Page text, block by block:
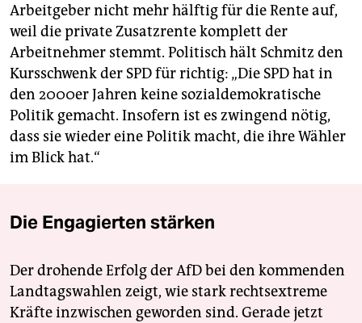
Arbeitgeber nicht mehr hälftig für die Rente auf,
weil die private Zusatzrente komplett der
Arbeitnehmer stemmt. Politisch hält Schmitz den
Kursschwenk der SPD für richtig: „Die SPD hat in
den 2000er Jahren keine sozialdemokratische
Politik gemacht. Insofern ist es zwingend nötig,
dass sie wieder eine Politik macht, die ihre Wähler
im Blick hat.“
Die Engagierten stärken
Der drohende Erfolg der AfD bei den kommenden
Landtagswahlen zeigt, wie stark rechtsextreme
Kräfte inzwischen geworden sind. Gerade jetzt